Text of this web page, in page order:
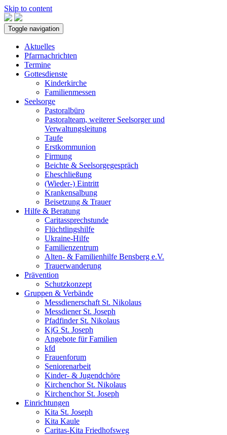
Skip to content
Toggle navigation
Aktuelles
Pfarrnachrichten
Termine
Gottesdienste
Kinderkirche
Familienmessen
Seelsorge
Pastoralbüro
Pastoralteam, weiterer Seelsorger und
Verwaltungsleitung
Taufe
Erstkommunion
Firmung
Beichte & Seelsorgegespräch
Eheschließung
(Wieder-) Eintritt
Krankensalbung
Beisetzung & Trauer
Hilfe & Beratung
Caritassprechstunde
Flüchtlingshilfe
Ukraine-Hilfe
Familienzentrum
Alten- & Familienhilfe Bensberg e.V.
Trauerwanderung
Prävention
Schutzkonzept
Gruppen & Verbände
Messdienerschaft St. Nikolaus
Messdiener St. Joseph
Pfadfinder St. Nikolaus
KjG St. Joseph
Angebote für Familien
kfd
Frauenforum
Seniorenarbeit
Kinder- & Jugendchöre
Kirchenchor St. Nikolaus
Kirchenchor St. Joseph
Einrichtungen
Kita St. Joseph
Kita Kaule
Caritas-Kita Friedhofsweg